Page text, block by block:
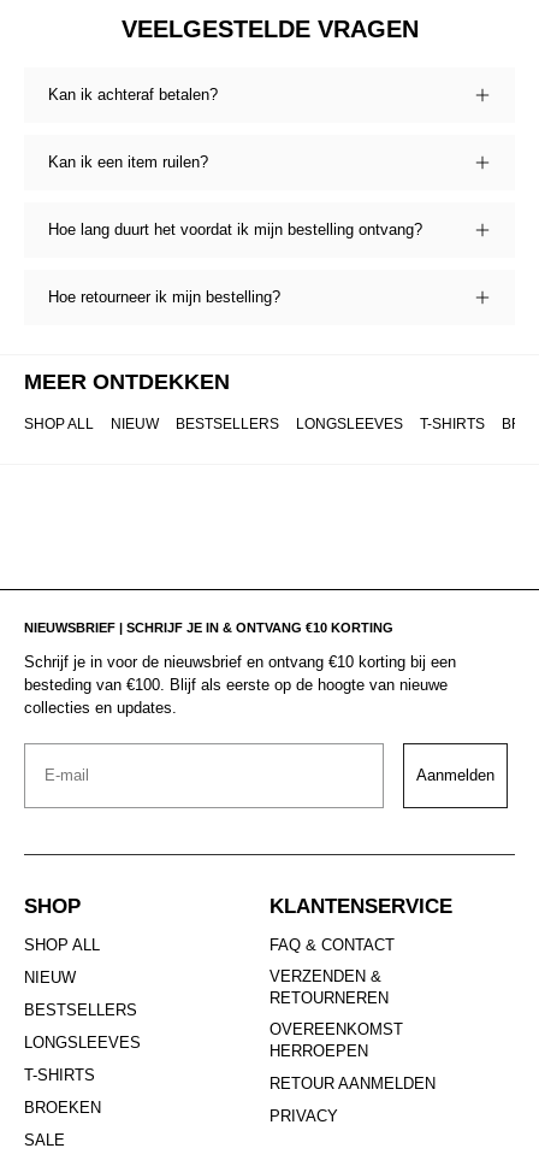
VEELGESTELDE VRAGEN
Kan ik achteraf betalen?
Kan ik een item ruilen?
Hoe lang duurt het voordat ik mijn bestelling ontvang?
Hoe retourneer ik mijn bestelling?
MEER ONTDEKKEN
SHOP ALL NIEUW BESTSELLERS LONGSLEEVES T-SHIRTS
NIEUWSBRIEF | SCHRIJF JE IN & ONTVANG €10 KORTING
Schrijf je in voor de nieuwsbrief en ontvang €10 korting bij een
besteding van €100. Blijf als eerste op de hoogte van nieuwe
collecties en updates.
Email
Aanmelden
SHOP
SHOP ALL
NIEUW
BESTSELLERS
LONGSLEEVES
T-SHIRTS
BROEKEN
SALE
KLANTENSERVICE
FAQ & CONTACT
VERZENDEN &
RETOURNEREN
OVEREENKOMST
HERROEPEN
RETOUR AANMELDEN
PRIVACY